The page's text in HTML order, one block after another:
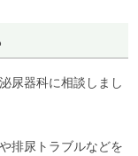
尿器科に相談しまし
排尿トラブルなどを